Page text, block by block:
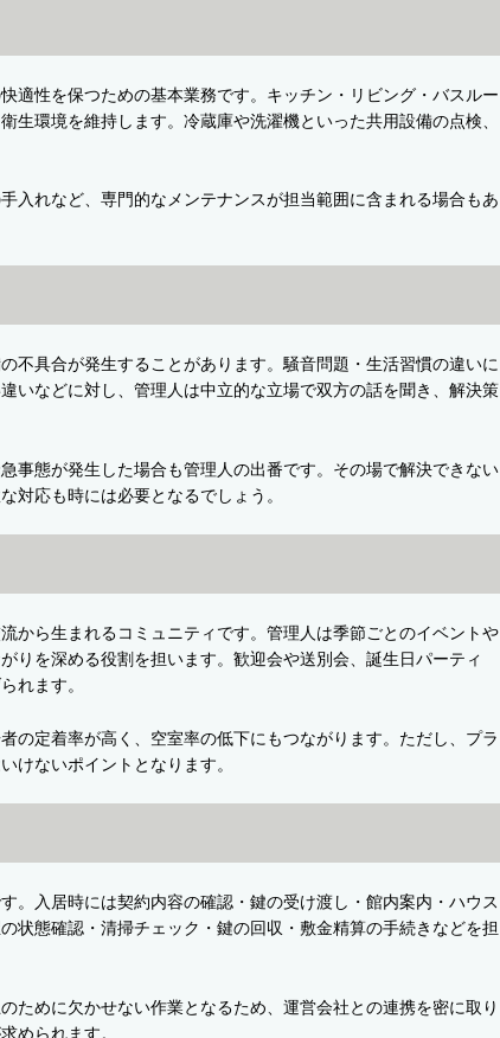
適性を保つための基本業務です。キッチン・リビング・バスルー
生環境を維持します。冷蔵庫や洗濯機といった共用設備の点検、
入れなど、専門的なメンテナンスが担当範囲に含まれる場合もあ
不具合が発生することがあります。騒音問題・生活習慣の違いに
いなどに対し、管理人は中立的な立場で双方の話を聞き、解決策
事態が発生した場合も管理人の出番です。その場で解決できない
対応も時には必要となるでしょう。
から生まれるコミュニティです。管理人は季節ごとのイベントや
りを深める役割を担います。歓迎会や送別会、誕生日パーティ
れます。
の定着率が高く、空室率の低下にもつながります。ただし、プラ
けないポイントとなります。
。入居時には契約内容の確認・鍵の受け渡し・館内案内・ハウス
状態確認・清掃チェック・鍵の回収・敷金精算の手続きなどを担
ために欠かせない作業となるため、運営会社との連携を密に取り
められます。